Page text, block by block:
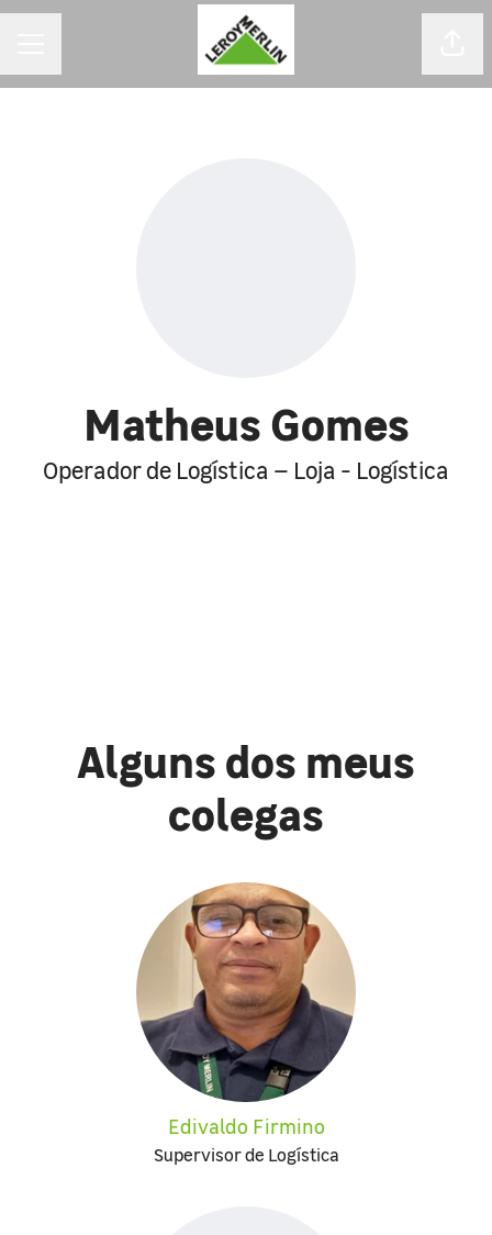
Matheus Gomes
Operador de Logística – Loja - Logística
Alguns dos meus
colegas
Edivaldo Firmino
Supervisor de Logística